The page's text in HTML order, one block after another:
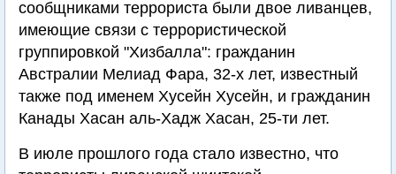
Спустя полгода следствие установило, что
сообщниками террориста были двое ливанцев,